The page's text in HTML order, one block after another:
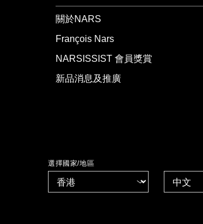
關於NARS
François Nars
NARSISSIST 會員獎賞
新品消息及推廣
選擇國家/地區